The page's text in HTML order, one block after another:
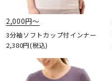
2,000円〜
3分袖ソフトカップ付インナー
2,380円(税込)